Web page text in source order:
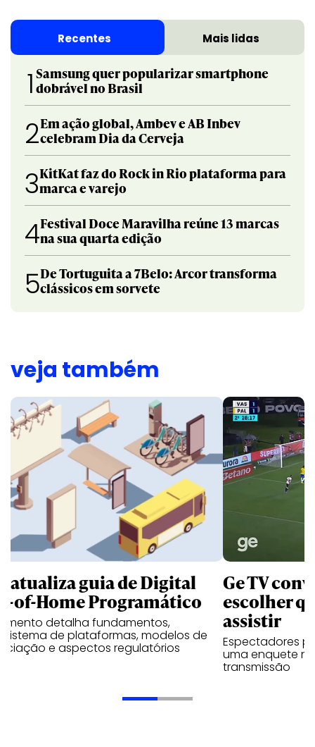
Recentes Mais lidas
1 Samsung quer popularizar smartphone
dobrável no Brasil
2Em ação global, Ambev e AB Inbev
celebram Dia da Cerveja
3KitKat faz do Rock in Rio plataforma para
marca e varejo
4Festival Doce Maravilha reúne 13 marcas
na sua quarta edição
5De Tortuguita a 7Belo: Arcor transforma
clássicos em sorvete
veja também
atualiza guia de Digital
of-Home Programático
detalha fundamentos,
de plataformas, modelos de
e aspectos regulatórios
Ge TV
escolher
assistir
Espectadores
uma enquete
transmissão